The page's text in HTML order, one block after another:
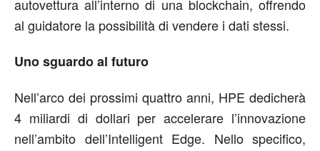
autovettura all’interno di una blockchain, offrendo
al guidatore la possibilità di vendere i dati stessi.
Uno sguardo al futuro
Nell’arco dei prossimi quattro anni, HPE dedicherà
4 miliardi di dollari per accelerare l’innovazione
nell’ambito dell’Intelligent Edge. Nello specifico,